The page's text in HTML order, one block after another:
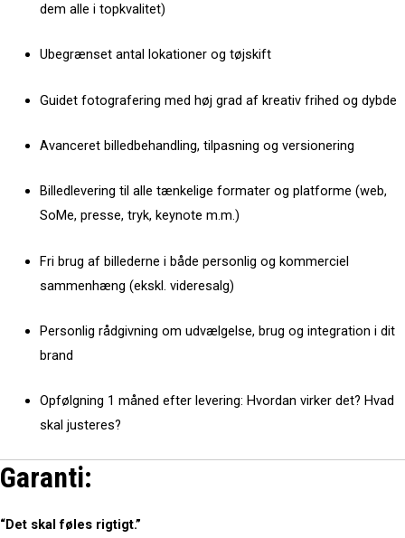
dem alle i topkvalitet)
Ubegrænset antal lokationer og tøjskift
Guidet fotografering med høj grad af kreativ frihed og dybde
Avanceret billedbehandling, tilpasning og versionering
Billedlevering til alle tænkelige formater og platforme (web,
SoMe, presse, tryk, keynote m.m.)
Fri brug af billederne i både personlig og kommerciel
sammenhæng (ekskl. videresalg)
Personlig rådgivning om udvælgelse, brug og integration i dit
brand
Opfølgning 1 måned efter levering: Hvordan virker det? Hvad
skal justeres?
Garanti:
“Det skal føles rigtigt.”